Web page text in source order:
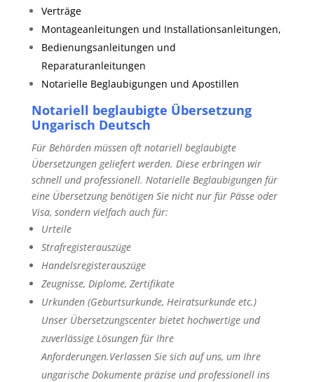
Verträge
Montageanleitungen und Installationsanleitungen,
Bedienungsanleitungen und
Reparaturanleitungen
Notarielle Beglaubigungen und Apostillen
Notariell beglaubigte Übersetzung
Ungarisch Deutsch
Für Behörden müssen oft notariell beglaubigte
Übersetzungen geliefert werden. Diese erbringen wir
schnell und professionell. Notarielle Beglaubigungen für
eine Übersetzung benötigen Sie nicht nur für Pässe oder
Visa, sondern vielfach auch für:
Urteile
Strafregisterauszüge
Handelsregisterauszüge
Zeugnisse, Diplome, Zertifikate
Urkunden (Geburtsurkunde, Heiratsurkunde etc.)
Unser Übersetzungscenter bietet hochwertige und
zuverlässige Lösungen für Ihre
Anforderungen.Verlassen Sie sich auf uns, um Ihre
ungarische Dokumente präzise und professionell ins